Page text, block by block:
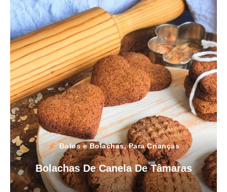
Bolos e Bolachas,Para Crianças
Bolachas De Canela De Tâmaras